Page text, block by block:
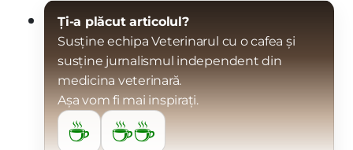
Ți-a plăcut articolul?
Susține echipa Veterinarul cu o cafea și
susține jurnalismul independent din
medicina veterinară.
Așa vom fi mai inspirați.
☕ ☕☕